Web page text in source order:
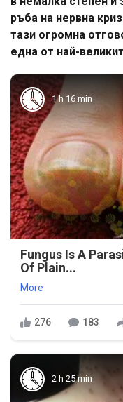
ръба на нервна
тази огромна
една от най-
1 h 16 min
Fungus Is A
Of Plain...
More
276 183
2 h 25 min